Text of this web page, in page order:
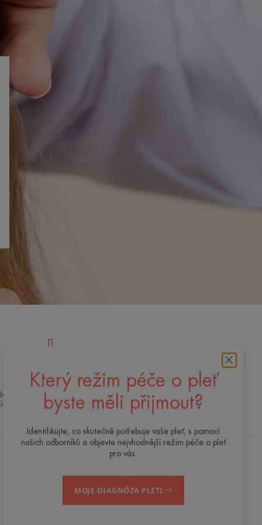
Který režim péče o pleť
byste měli přijmout?
Identifikujte, co skutečně potřebuje vaše pleť, s pomocí
našich odborníků a objevte nejvhodnější režim péče o pleť
pro vás.
MOJE DIAGNÓZA PLETI
Špičkové inovace
expertiza pro kvalitní,
a bezpečnou péči o pleť
Jsme tu vždy pro vaši pleť! Všechny naše tipy